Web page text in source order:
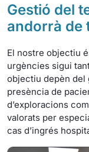
Gestió del
andorrà de
El nostre objectiu
urgències sigui
objectiu depèn del
presència de
d’exploracions
valorats per
cas d’ingrés